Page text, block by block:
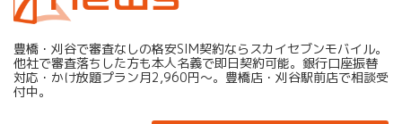
豊橋・刈谷で審査なしの格安SIM契約ならスカイセブンモバイル。
他社で審査落ちした方も本人名義で即日契約可能。銀行口座振替
対応・かけ放題プラン月2,960円〜。豊橋店・刈谷駅前店で相談受
付中。